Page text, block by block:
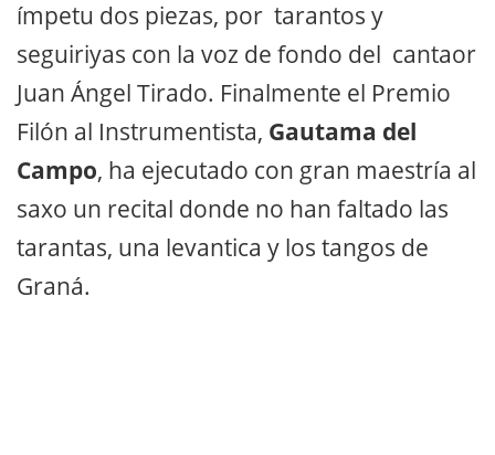
ímpetu dos piezas, por tarantos y
seguiriyas con la voz de fondo del cantaor
Juan Ángel Tirado. Finalmente el Premio
Filón al Instrumentista, Gautama del
Campo, ha ejecutado con gran maestría al
saxo un recital donde no han faltado las
tarantas, una levantica y los tangos de
Graná.